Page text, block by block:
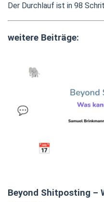
Der Durchlauf ist in 98
weitere Beiträge:
Beyond Shitposting –